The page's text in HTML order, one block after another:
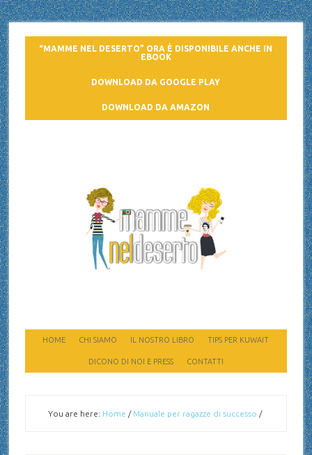
“MAMME NEL DESERTO” ORA È DISPONIBILE ANCHE IN
EBOOK
DOWNLOAD DA GOOGLE PLAY
DOWNLOAD DA AMAZON
HOME CHI SIAMO IL NOSTRO LIBRO TIPS PER KUWAIT
DICONO DI NOI E PRESS CONTATTI
You are here: Home / Manuale per ragazze di successo /